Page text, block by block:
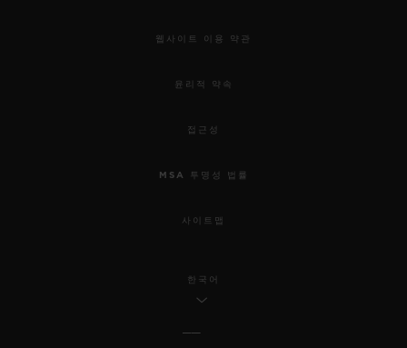
웹사이트 이용 약관
윤리적 약속
접근성
MSA 투명성 법률
사이트맵
한국어